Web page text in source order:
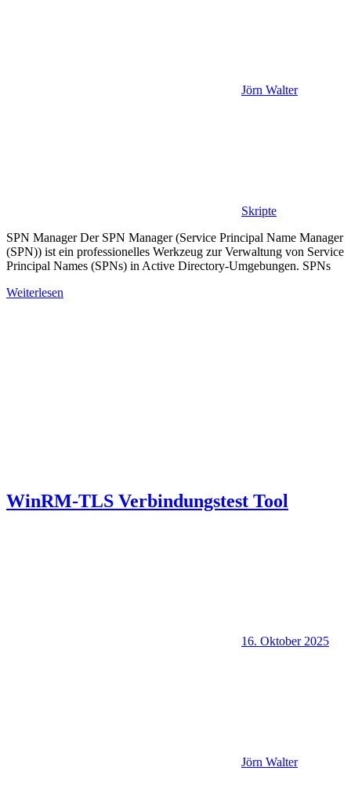
Jörn Walter
Skripte
SPN Manager Der SPN Manager (Service Principal Name Manager
(SPN)) ist ein professionelles Werkzeug zur Verwaltung von Service
Principal Names (SPNs) in Active Directory-Umgebungen. SPNs
Weiterlesen
WinRM-TLS Verbindungstest Tool
16. Oktober 2025
Jörn Walter